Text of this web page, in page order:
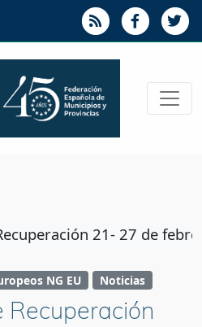
21- 27 de
NG EU Noticias
Recuperación